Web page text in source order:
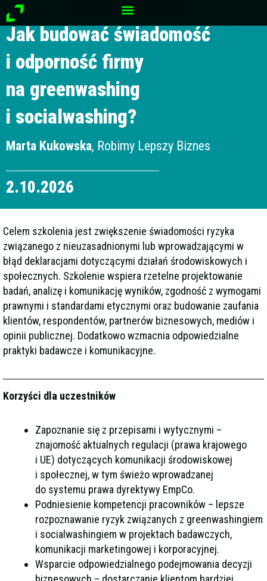
Przejdź
do
treści
Szkolenie Polskiego Towarzystwa Badania Rynku i Opinii
Jak budować świadomość
i odporność firmy
na greenwashing
i socialwashing?
Marta Kukowska, Robimy Lepszy Biznes
2.10.2026
Celem szkolenia jest zwiększenie świadomości ryzyka
związanego z nieuzasadnionymi lub wprowadzającymi w
błąd deklaracjami dotyczącymi działań środowiskowych i
społecznych. Szkolenie wspiera rzetelne projektowanie
badań, analizę i komunikację wyników, zgodność z wymogami
prawnymi i standardami etycznymi oraz budowanie zaufania
klientów, respondentów, partnerów biznesowych, mediów i
opinii publicznej. Dodatkowo wzmacnia odpowiedzialne
praktyki badawcze i komunikacyjne.
Korzyści dla uczestników
Zapoznanie się z przepisami i wytycznymi –
znajomość aktualnych regulacji (prawa krajowego
i UE) dotyczących komunikacji środowiskowej
i społecznej, w tym świeżo wprowadzanej
do systemu prawa dyrektywy EmpCo.
Podniesienie kompetencji pracowników – lepsze
rozpoznawanie ryzyk związanych z greenwashingiem
i socialwashingiem w projektach badawczych,
komunikacji marketingowej i korporacyjnej.
Wsparcie odpowiedzialnego podejmowania decyzji